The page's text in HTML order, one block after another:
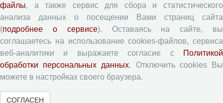
Типовой лицензионный договор
Согласие на обработку персональных данных
Авторские права
Приватность
Рецензентам
файлы, а также сервис для сбора и статистического
анализа данных о посещении Вами страниц сайта
(подробнее о сервисе). Оставаясь на сайте, вы
соглашаетесь на использование cookies-файлов, сервиса
веб-аналитики и выражаете согласие с
Политикой
обработки персональных данных. Отключить cookies Вы
можете в настройках своего браузера.
СОГЛАСЕН